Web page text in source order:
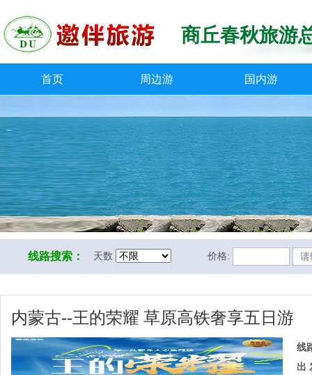
商丘春秋旅游
首页 周边游 国内游
线路搜索： 天数 价格:
内蒙古--王的荣耀 草原高铁奢享五日游
线
出